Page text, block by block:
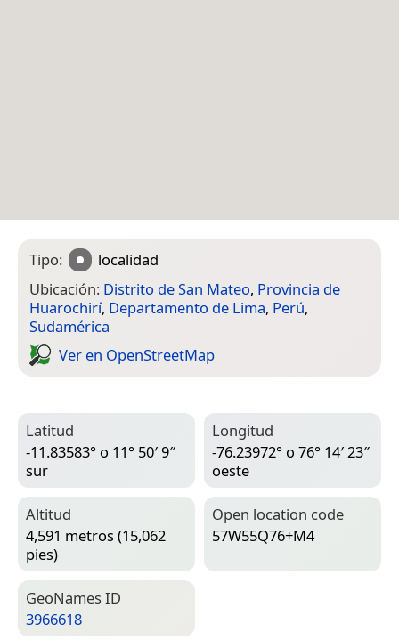
Tipo:
localidad
Ubicación: Distrito de San Mateo, Provincia de
Huarochirí, Departamento de Lima, Perú,
Sudamérica
Ver en Open­Street­Map
Latitud
-11.83583° o 11° 50′ 9″
sur
Longitud
-76.23972° o 76° 14′ 23″
oeste
Altitud
4,591 metros (15,062
pies)
Open location code
57W55Q76+M4
Geo­Names ID
3966618